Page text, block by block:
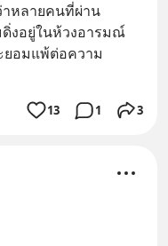
หลายคนที่ผ่าน
งอยู่ในห้วงอารมณ์
อมแพ้ต่อความ
13 1 3